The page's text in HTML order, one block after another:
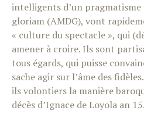
intelligents d’un pragmatisme
gloriam (AMDG), vont
« culture du spectacle », qui
amener à croire. Ils sont
tous égards, qui puisse
sache agir sur l’âme des
ils volontiers la manière
décès d’Ignace de Loyola an